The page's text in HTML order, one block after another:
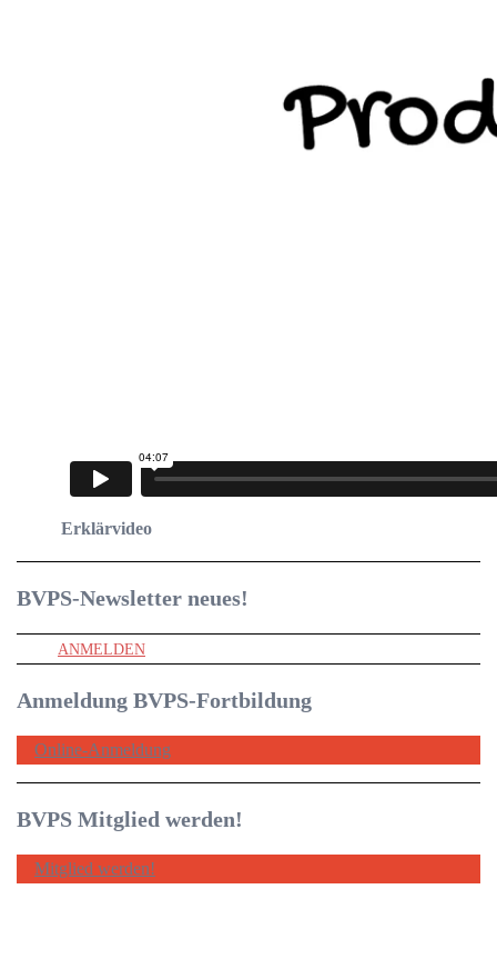
Erklärvideo
BVPS-Newsletter neues!
ANMELDEN
Anmeldung BVPS-Fortbildung
Online-Anmeldung
BVPS Mitglied werden!
Mitglied werden!